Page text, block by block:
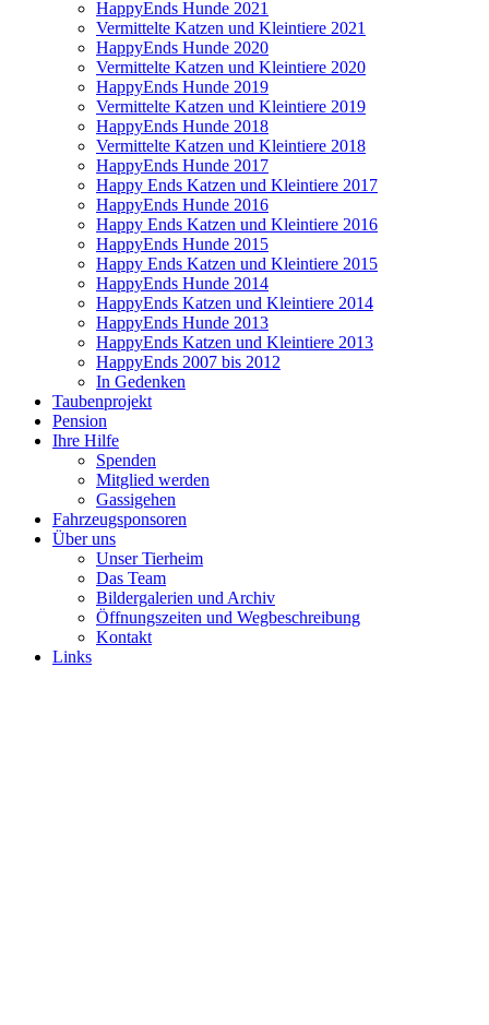
HappyEnds Hunde 2021
Vermittelte Katzen und Kleintiere 2021
HappyEnds Hunde 2020
Vermittelte Katzen und Kleintiere 2020
HappyEnds Hunde 2019
Vermittelte Katzen und Kleintiere 2019
HappyEnds Hunde 2018
Vermittelte Katzen und Kleintiere 2018
HappyEnds Hunde 2017
Happy Ends Katzen und Kleintiere 2017
HappyEnds Hunde 2016
Happy Ends Katzen und Kleintiere 2016
HappyEnds Hunde 2015
Happy Ends Katzen und Kleintiere 2015
HappyEnds Hunde 2014
HappyEnds Katzen und Kleintiere 2014
HappyEnds Hunde 2013
HappyEnds Katzen und Kleintiere 2013
HappyEnds 2007 bis 2012
In Gedenken
Taubenprojekt
Pension
Ihre Hilfe
Spenden
Mitglied werden
Gassigehen
Fahrzeugsponsoren
Über uns
Unser Tierheim
Das Team
Bildergalerien und Archiv
Öffnungszeiten und Wegbeschreibung
Kontakt
Links